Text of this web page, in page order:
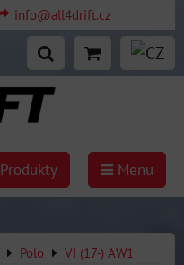
info@all4drift.cz
Produkty Menu
Polo VI (17-) AW1